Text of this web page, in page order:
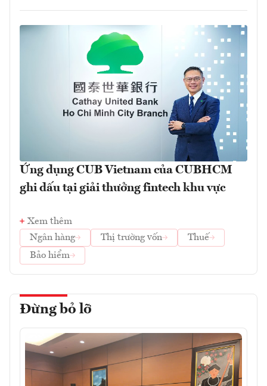
Ứng dụng CUB Vietnam của CUBHCM
ghi dấu tại giải thưởng fintech khu vực
Xem thêm
Ngân hàng
Thị trường vốn
Thuế
Bảo hiểm
Đừng bỏ lỡ